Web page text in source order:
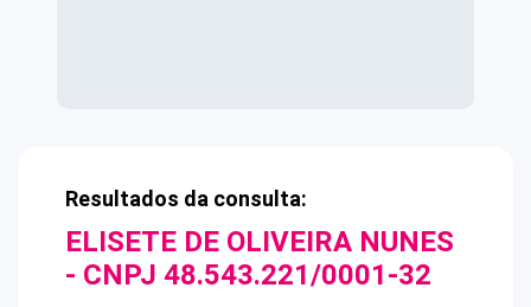
Resultados da consulta:
ELISETE DE OLIVEIRA NUNES
- CNPJ 48.543.221/0001-32